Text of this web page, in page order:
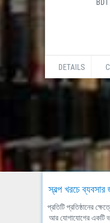
DETAILS
স্বল্প খরচে
প্রতিটি প্রতিষ্ঠানের
আর যোগাযোগের একটি